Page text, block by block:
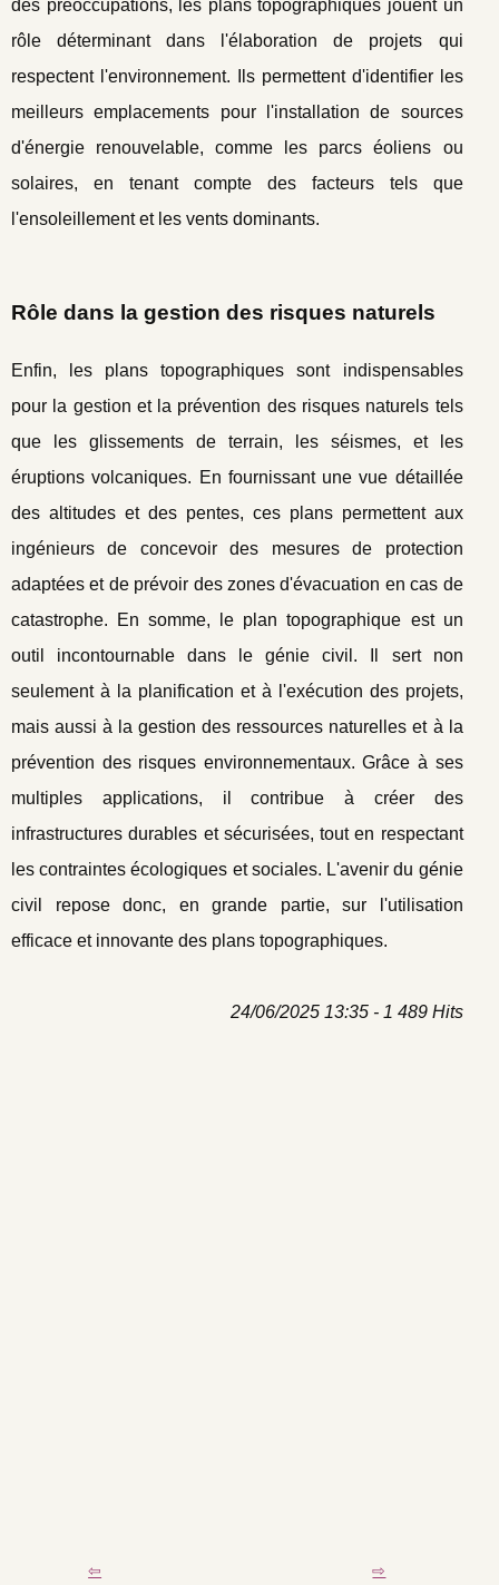
des préoccupations, les plans topographiques jouent un
rôle déterminant dans l'élaboration de projets qui
respectent l'environnement. Ils permettent d'identifier les
meilleurs emplacements pour l'installation de sources
d'énergie renouvelable, comme les parcs éoliens ou
solaires, en tenant compte des facteurs tels que
l'ensoleillement et les vents dominants.
Rôle dans la gestion des risques naturels
Enfin, les plans topographiques sont indispensables
pour la gestion et la prévention des risques naturels tels
que les glissements de terrain, les séismes, et les
éruptions volcaniques. En fournissant une vue détaillée
des altitudes et des pentes, ces plans permettent aux
ingénieurs de concevoir des mesures de protection
adaptées et de prévoir des zones d'évacuation en cas de
catastrophe. En somme, le plan topographique est un
outil incontournable dans le génie civil. Il sert non
seulement à la planification et à l'exécution des projets,
mais aussi à la gestion des ressources naturelles et à la
prévention des risques environnementaux. Grâce à ses
multiples applications, il contribue à créer des
infrastructures durables et sécurisées, tout en respectant
les contraintes écologiques et sociales. L'avenir du génie
civil repose donc, en grande partie, sur l'utilisation
efficace et innovante des plans topographiques.
24/06/2025 13:35 - 1 489 Hits